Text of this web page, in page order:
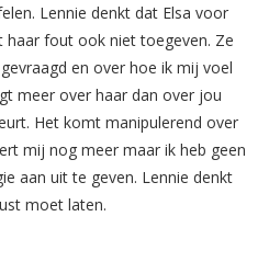
Lennie denkt dat Elsa voor
haar fout ook niet toegeven. Ze
en over hoe ik mij voel
meer over haar dan over jou
Het komt manipulerend over
mij nog meer maar ik heb geen
aan uit te geven. Lennie denkt
moet laten.